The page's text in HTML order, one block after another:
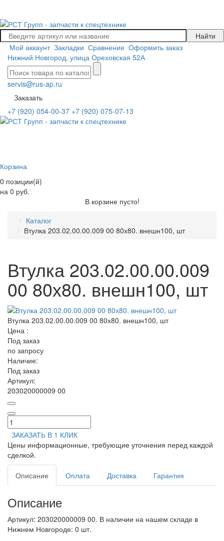
Мой аккаунт Закладки Сравнение Оформить заказ
Нижний Новгород, улица Ореховская 52А
servis@rus-ap.ru
Заказать
+7 (920) 054-00-37 +7 (920) 075-07-13
Корзина
0 позиции(й)
на 0 руб.
В корзине пусто!
Каталог
Втулка 203.02.00.00.009 00 80х80. внешн100, шт
Втулка 203.02.00.00.009
00 80х80. внешн100, шт
Втулка 203.02.00.00.009 00 80х80. внешн100, шт
Цена :
Под заказ
по запросу
Наличие:
Под заказ
Артикул:
203020000009 00
ЗАКАЗАТЬ В 1 КЛИК
Цены информационные, требующие уточнения перед каждой
сделкой.
Описание Оплата Доставка Гарантия
Описание
Артикул: 203020000009 00. В наличии на нашем складе в
Нижнем Новгороде: 0 шт.